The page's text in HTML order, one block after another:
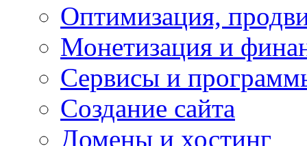
Оптимизация,
Монетизация и
Сервисы и
Создание сайта
Домены и хостинг